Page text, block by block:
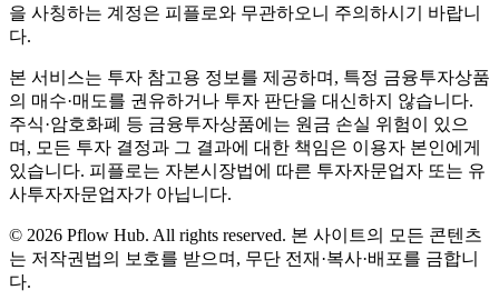
을 사칭하는 계정은 피플로와 무관하오니 주의하시기 바랍니
다.
본 서비스는 투자 참고용 정보를 제공하며, 특정 금융투자상품
의 매수·매도를 권유하거나 투자 판단을 대신하지 않습니다.
주식·암호화폐 등 금융투자상품에는 원금 손실 위험이 있으
며, 모든 투자 결정과 그 결과에 대한 책임은 이용자 본인에게
있습니다. 피플로는 자본시장법에 따른 투자자문업자 또는 유
사투자자문업자가 아닙니다.
© 2026 Pflow Hub. All rights reserved. 본 사이트의 모든 콘텐츠
는 저작권법의 보호를 받으며, 무단 전재·복사·배포를 금합니
다.